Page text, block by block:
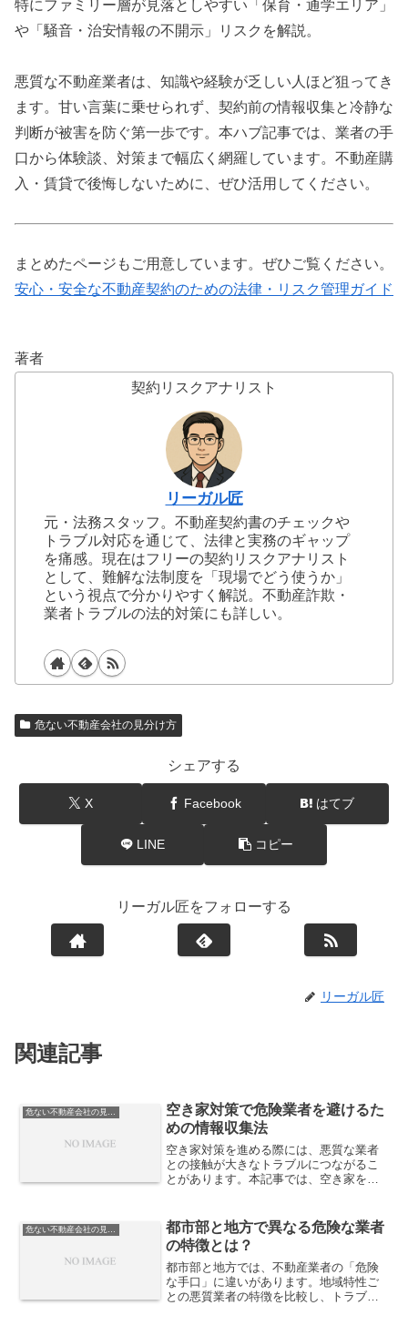
特にファミリー層が見落としやすい「保育・通学エリア」
や「騒音・治安情報の不開示」リスクを解説。
悪質な不動産業者は、知識や経験が乏しい人ほど狙ってき
ます。甘い言葉に乗せられず、契約前の情報収集と冷静な
判断が被害を防ぐ第一歩です。本ハブ記事では、業者の手
口から体験談、対策まで幅広く網羅しています。不動産購
入・賃貸で後悔しないために、ぜひ活用してください。
まとめたページもご用意しています。ぜひご覧ください。
安心・安全な不動産契約のための法律・リスク管理ガイド
著者
契約リスクアナリスト
リーガル匠
元・法務スタッフ。不動産契約書のチェックや
トラブル対応を通じて、法律と実務のギャップ
を痛感。現在はフリーの契約リスクアナリスト
として、難解な法制度を「現場でどう使うか」
という視点で分かりやすく解説。不動産詐欺・
業者トラブルの法的対策にも詳しい。
危ない不動産会社の見分け方
シェアする
X Facebook はてブ
LINE コピー
リーガル匠をフォローする
リーガル匠
関連記事
空き家対策で危険業者を避けるた
めの情報収集法
空き家対策を進める際には、悪質な業者
との接触が大きなトラブルにつながるこ
とがあります。本記事では、空き家を狙
ための判断基準を解説します。
危ない不動産会社の見分け方
都市部と地方で異なる危険な業者
の特徴とは？
都市部と地方では、不動産業者の「危険
な手口」に違いがあります。地域特性ご
との悪質業者の特徴を比較し、トラブル